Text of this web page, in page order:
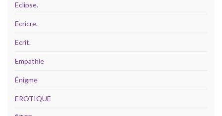
Eclipse.
Ecricre.
Ecrit.
Empathie
Énigme
EROTIQUE